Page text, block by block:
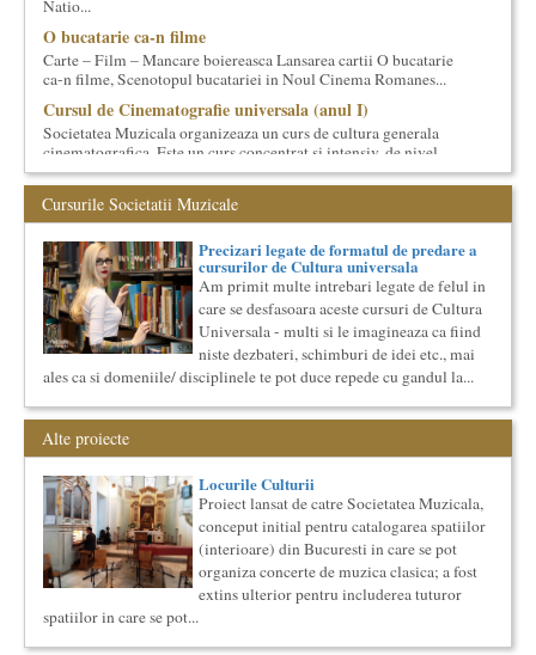
Natio...
O bucatarie ca-n filme
Carte – Film – Mancare boiereasca Lansarea cartii O bucatarie
ca-n filme, Scenotopul bucatariei in Noul Cinema Romanes...
Cursul de Cinematografie universala (anul I)
Societatea Muzicala organizeaza un curs de cultura generala
cinematografica. Este un curs concentrat si intensiv, de nivel
ac...
Cursul de Literatura universala: Marile texte literare ale
umanitatii
Societatea Muzicala organizeaza un curs de literatura
universala: „Marile texte si marile batalii culturale”. Este un
cu...
Imaginary Beyond Reality
Expozitie de arta fotografica
Expozitie de arta fotografica
Spatiu: neoBhoema Art & Social Lab, Palatul Universul,
...
Cursul de Filosofie generala (anul I)
Societatea Muzicala organizeaza un curs de Filosofie
Generala, de nivel academic, cu durata de doi ani (4 semestre),
impreuna...
Cursul de Teatru universal
Societatea Muzicala organizeaza un curs de cultura generala
teatrala, de nivel academic, in parteneriat cu Universitatea
Cursul de Cinematografie universala: Marile capodopere
Cursurile Societatii Muzicale
Precizari legate de formatul de predare a
cursurilor de Cultura universala
Am primit multe intrebari legate de felul in
care se desfasoara aceste cursuri de Cultura
Universala - multi si le imagineaza ca fiind
niste dezbateri, schimburi de idei etc., mai
ales ca si domeniile/ disciplinele te pot duce repede cu gandul la...
Alte proiecte
Locurile Culturii
Proiect lansat de catre Societatea Muzicala,
conceput initial pentru catalogarea spatiilor
(interioare) din Bucuresti in care se pot
organiza concerte de muzica clasica; a fost
extins ulterior pentru includerea tuturor
spatiilor in care se pot...